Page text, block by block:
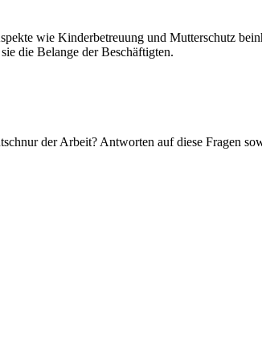
wie Kinderbetreuung und Mutterschutz
die Belange der Beschäftigten.
der Arbeit? Antworten auf diese Fragen